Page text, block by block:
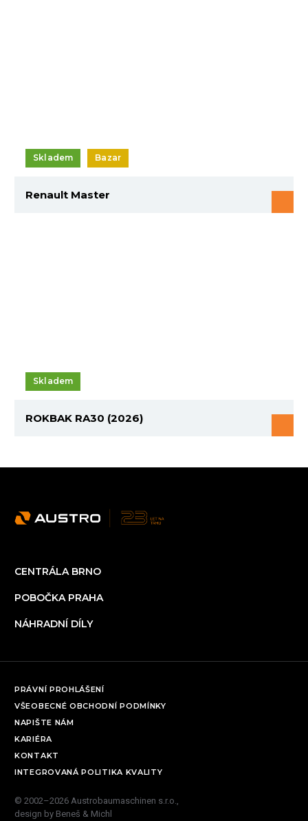
Skladem Bazar
Renault Master
Skladem
ROKBAK RA30 (2026)
CENTRÁLA BRNO
POBOČKA PRAHA
NÁHRADNÍ DÍLY
PRÁVNÍ PROHLÁŠENÍ
VŠEOBECNÉ OBCHODNÍ PODMÍNKY
NAPIŠTE NÁM
KARIÉRA
KONTAKT
INTEGROVANÁ POLITIKA KVALITY
© 2002–2026 Austrobaumaschinen s.r.o.,
design by Beneš & Michl